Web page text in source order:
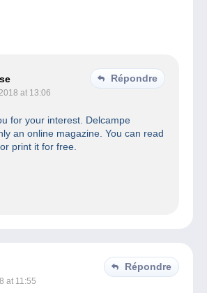
at 13:06
Répondre
for your interest. Delcampe
an online magazine. You can read
print it for free.
at 11:55
Répondre